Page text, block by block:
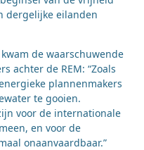
dergelijke eilanden
de waarschuwende
achter de REM: “Zoals
plannenmakers
te gooien.
voor de internationale
en voor de
onaanvaardbaar.”